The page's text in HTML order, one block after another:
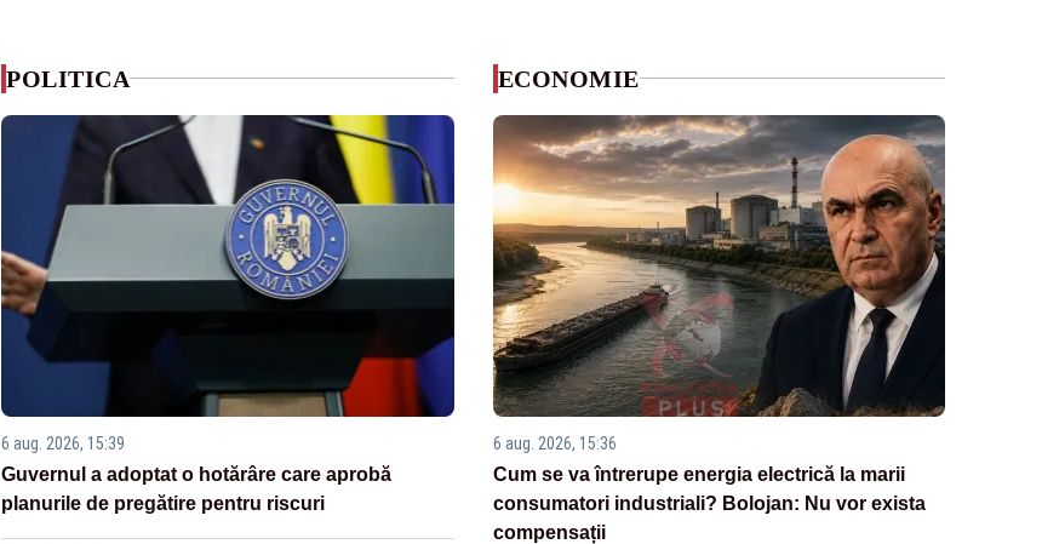
POLITICA
6 aug. 2026, 15:39
Guvernul a adoptat o hotărâre care aprobă
planurile de pregătire pentru riscuri
ECONOMIE
6 aug. 2026, 15:36
Cum se va întrerupe energia electrică la marii
consumatori industriali? Bolojan: Nu vor exista
compensații